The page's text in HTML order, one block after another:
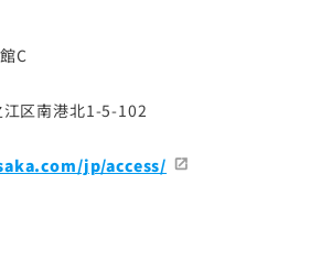
C
区南港北1-5-102
jp/access/